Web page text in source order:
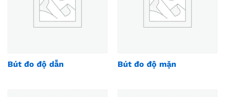
Bút đo độ dẫn Bút đo độ mặn